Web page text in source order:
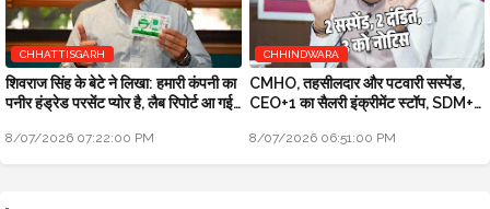
CHHATTISGARH
शिवराज सिंह के बेटे ने लिखा: हमारी कंपनी का
पनीर हंड्रेड परसेंट प्योर है, लैब रिपोर्ट आ गई
8/07/2026 07:22:00 PM
CHHINDWARA
CMHO, तहसीलदार और पटवारी सस्पेंड,
CEO+1 का सैलरी इंक्रीमेंट स्टॉप, SDM+2
8/07/2026 06:51:00 PM